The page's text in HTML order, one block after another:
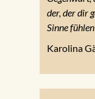
der, der dir
Sinne
Karolina